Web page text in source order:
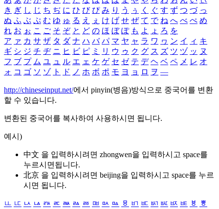
き ぎ し じ ち ぢ に ひ び ぴ み り う ぅ く ぐ す ず つ づ っ
ぬ ふ ぶ ぷ む ゆ ゅ る え ぇ け げ せ ぜ て で ね へ べ ぺ め
れ お ぉ こ ご そ ぞ と ど の ほ ぼ ぽ も よ ょ ろ を
ア ァ カ サ ザ タ ダ ナ ハ バ パ マ ヤ ャ ラ ワ ヮ ン イ ィ キ
ギ シ ジ チ ヂ ニ ヒ ビ ピ ミ リ ウ ゥ ク グ ス ズ ツ ヅ ッ ヌ
フ ブ プ ム ユ ュ ル エ ェ ケ ゲ セ ゼ テ デ ヘ ベ ペ メ レ オ
ォ コ ゴ ソ ゾ ト ド ノ ホ ボ ポ モ ヨ ョ ロ ヲ ―
http://chineseinput.net/에서 pinyin(병음)방식으로 중국어를 변환
할 수 있습니다.
변환된 중국어를 복사하여 사용하시면 됩니다.
예시)
中文 을 입력하시려면 zhongwen을 입력하시고 space를
누르시면됩니다.
北京 을 입력하시려면 beijing을 입력하시고 space를 누르
시면 됩니다.
ㅥ ㅦ ㅧ ㅨ ㅩ ㅪ ㅫ ㅬ ㅭ ㅮ ㅯ ㅰ ㅱ ㅲ ㅳ ㅴ ㅵ ㅶ ㅷ ㅸ
ㅹ